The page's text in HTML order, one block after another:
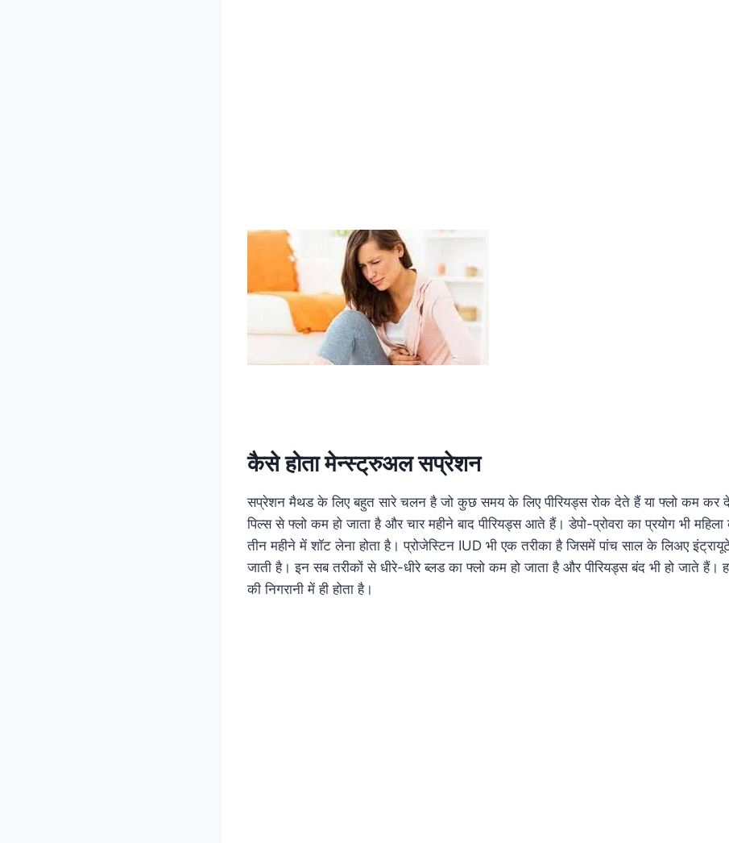
कैसे होता मेन्स्ट्रुअल सप्रेशन
सप्रेशन मैथड के लिए बहुत सारे चलन है जो कुछ समय के लिए पीरियड्स रोक देते हैं या फ्लो कम कर
पिल्स से फ्लो कम हो जाता है और चार महीने बाद पीरियड्स आते हैं। डेपो-प्रोवरा का प्रयोग भी
तीन महीने में शॉट लेना होता है। प्रोजेस्टिन IUD भी एक तरीका है जिसमें पांच साल के लिअए
जाती है। इन सब तरीकों से धीरे-धीरे ब्लड का फ्लो कम हो जाता है और पीरियड्स बंद भी हो जाते हैं।
की निगरानी में ही होता है।